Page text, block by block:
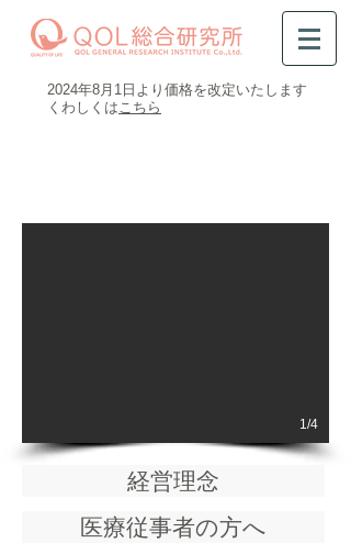
​2024年8月1日より価格を改定いたします
​くわしくはこちら
1/4
経営理念
医療従事者の方へ